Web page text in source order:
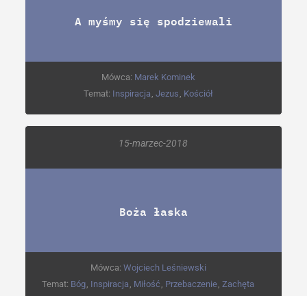
A myśmy się spodziewali
Mówca: Marek Kominek
Temat: Inspiracja Jezus Kościół
15-marzec-2018
Boża łaska
Mówca: Wojciech Leśniewski
Temat: Bóg Inspiracja Miłość Przebaczenie ,Zachęta